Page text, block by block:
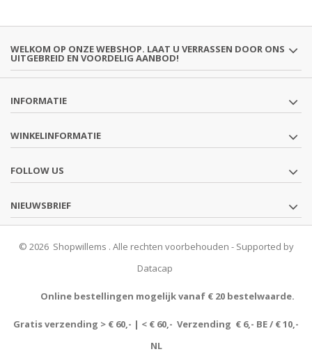
WELKOM OP ONZE WEBSHOP. LAAT U VERRASSEN DOOR ONS
UITGEBREID EN VOORDELIG AANBOD!
INFORMATIE
WINKELINFORMATIE
FOLLOW US
NIEUWSBRIEF
© 2026 Shopwillems . Alle rechten voorbehouden - Supported by
Datacap
Online bestellingen mogelijk vanaf € 20 bestelwaarde.
Gratis verzending > € 60,- | < € 60,- Verzending € 6,- BE / € 10,-
NL